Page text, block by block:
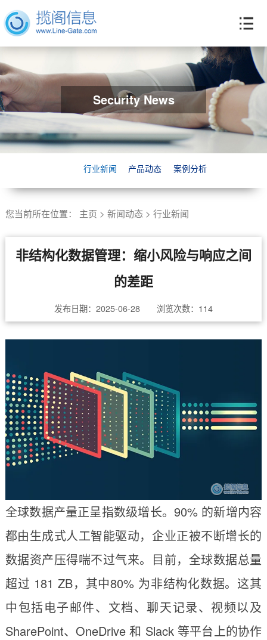
Security News
行业新闻 产品动态 案例分析
您当前所在位置： 主页 > 新闻动态> 行业新闻
非结构化数据管理：缩小风险与响应之间
的差距
发布日期：2025-06-28 浏览次数： 114
全球数据产量正呈指数级增长。90% 的新增内容
都由生成式人工智能驱动，企业正被不断增长的
数据资产压得喘不过气来。目前，全球数据总量
超过 181 ZB，其中80% 为非结构化数据。这其
中包括电子邮件、文档、聊天记录、视频以及
SharePoint、OneDrive 和 Slack 等平台上的协作